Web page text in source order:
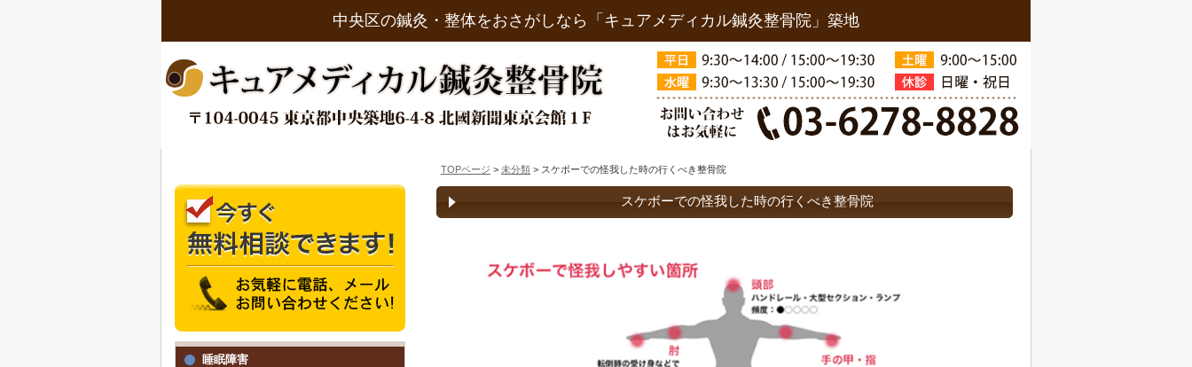
中央区の鍼灸・整体をおさがしなら「キュアメディカル鍼灸整骨院」築地
TOPページ > 未分類 > スケボーでの怪我した時の行くべき整骨院
スケボーでの怪我した時の行くべき整骨院
睡眠障害